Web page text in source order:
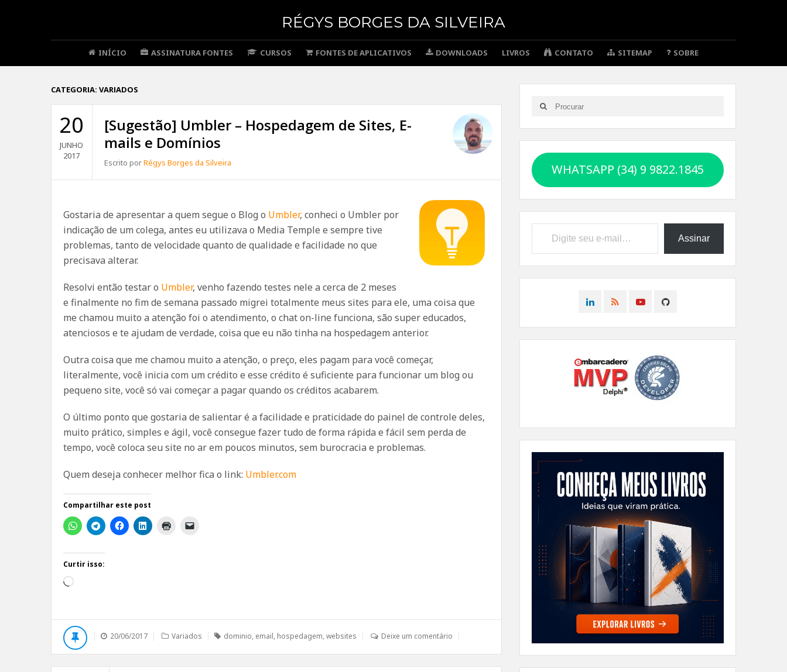
RÉGYS BORGES DA SILVEIRA
INÍCIO ASSINATURA FONTES CURSOS FONTES DE APLICATIVOS DOWNLOADS LIVROS CONTATO SITEMAP SOBRE
CATEGORIA: VARIADOS
20
JUNHO
2017
[Sugestão] Umbler – Hospedagem de Sites, E-
mails e Domínios
Escrito porRégys Borges da Silveira
Gostaria de apresentar a quem segue o Blog o Umbler, conheci o Umbler por
indicação de um colega, antes eu utilizava o Media Temple e sempre tive
problemas, tanto de velocidade quanto de qualidade e facilidade no que
precisava alterar.
Resolvi então testar o Umbler, venho fazendo testes nele a cerca de 2 meses
e finalmente no fim de semana passado migrei totalmente meus sites para ele, uma coisa que
me chamou muito a atenção foi o atendimento, o chat on-line funciona, são super educados,
atenciosos e te ajudam de verdade, coisa que eu não tinha na hospedagem anterior.
Outra coisa que me chamou muito a atenção, o preço, eles pagam para você começar,
literalmente, você inicia com um crédito e esse crédito é suficiente para funcionar um blog ou
pequeno site, você só vai começar a pagar quando os créditos acabarem.
O último ponto que gostaria de salientar é a facilidade e praticidade do painel de controle deles,
muito prático, simples e ágil, você consegue fazer tudo de forma rápida e fácil sem perda de
tempo, você coloca seu site no ar em poucos minutos, sem burocracia e problemas.
Quem deseja conhecer melhor fica o link: Umbler.com
Compartilhar este post
Curtir isso:
Carregando...
20/06/2017 Variados dominio, email, hospedagem,websites Deixe um comentário
Search
for:
Search
WHATSAPP (34) 9 9822.1845
Digite seu e-mail…
Assinar
CONNECT
LINKEDIN
CONNECT
RSS
CONNECT
YOUTUBEGITHUB